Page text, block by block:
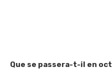
Que se passera-t-il en